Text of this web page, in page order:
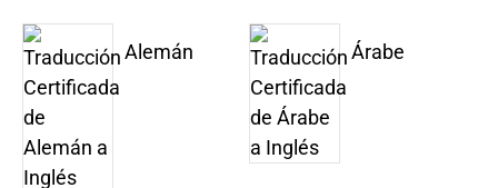
Alemán Árabe